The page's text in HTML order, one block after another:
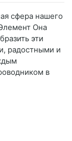
сфера нашего
Она
эти
радостными и
в